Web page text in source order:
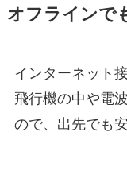
オフラインで
インターネット
飛行機の中や電
ので、出先でも安